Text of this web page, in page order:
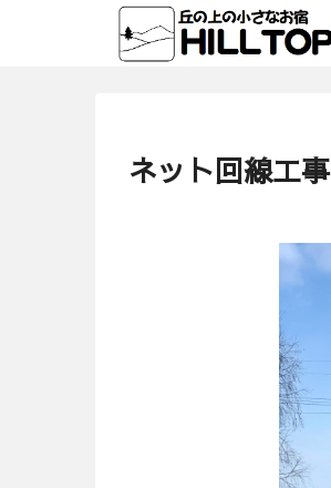
ネット回線工事